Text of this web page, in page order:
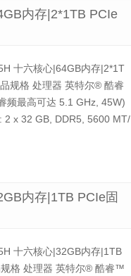
内存|2*1TB PCIe
十六核心|64GB内存|2*1T
规格 处理器 英特尔® 酷睿
频最高可达 5.1 GHz, 45W)
2 x 32 GB, DDR5, 5600 MT/
内存|1TB PCIe固
十六核心|32GB内存|1TB
格 处理器 英特尔® 酷睿™